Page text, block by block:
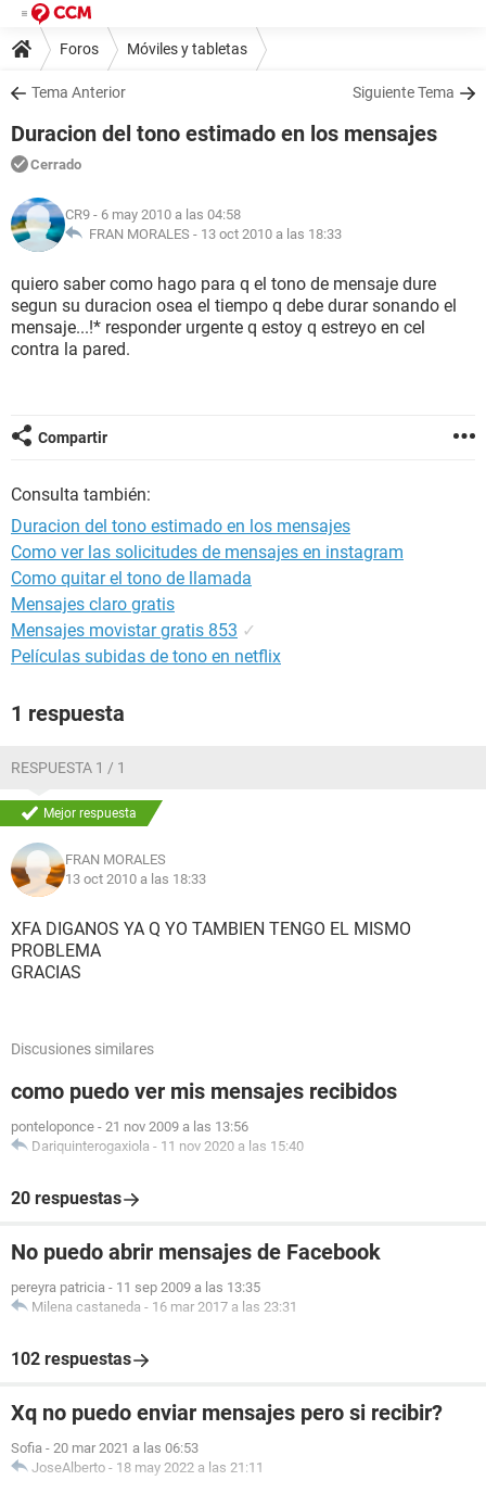
Foros Móviles y tabletas
Tema Anterior Siguiente Tema
Duracion del tono estimado en los mensajes
Cerrado
CR9 - 6 may 2010 a las 04:58
FRAN MORALES - 13 oct 2010 a las 18:33
quiero saber como hago para q el tono de mensaje dure
segun su duracion osea el tiempo q debe durar sonando el
mensaje...!* responder urgente q estoy q estreyo en cel
contra la pared.
Compartir
Consulta también:
Duracion del tono estimado en los mensajes
Como ver las solicitudes de mensajes en instagram
Como quitar el tono de llamada
Mensajes claro gratis
Mensajes movistar gratis 853 ✓
Películas subidas de tono en netflix
1 respuesta
RESPUESTA 1 / 1
Mejor respuesta
FRAN MORALES
13 oct 2010 a las 18:33
XFA DIGANOS YA Q YO TAMBIEN TENGO EL MISMO
PROBLEMA
GRACIAS
Discusiones similares
como puedo ver mis mensajes recibidos
ponteloponce - 21 nov 2009 a las 13:56
Dariquinterogaxiola - 11 nov 2020 a las 15:40
20 respuestas
No puedo abrir mensajes de Facebook
pereyra patricia - 11 sep 2009 a las 13:35
Milena castaneda - 16 mar 2017 a las 23:31
102 respuestas
Xq no puedo enviar mensajes pero si recibir?
Sofia - 20 mar 2021 a las 06:53
JoseAlberto - 18 may 2022 a las 21:11